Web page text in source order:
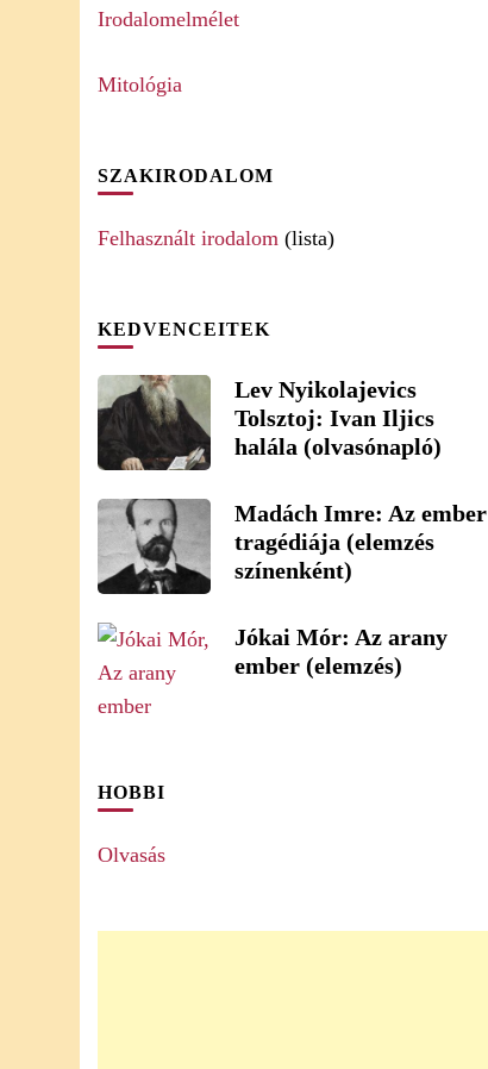
Irodalomelmélet
Mitológia
SZAKIRODALOM
Felhasznált irodalom (lista)
KEDVENCEITEK
Lev Nyikolajevics
Tolsztoj: Ivan Iljics
halála (olvasónapló)
Madách Imre: Az ember
tragédiája (elemzés
színenként)
Jókai Mór: Az arany
ember (elemzés)
HOBBI
Olvasás